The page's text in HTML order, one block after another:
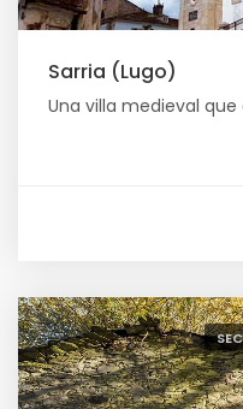
Sarria (Lugo)
Una villa medieval